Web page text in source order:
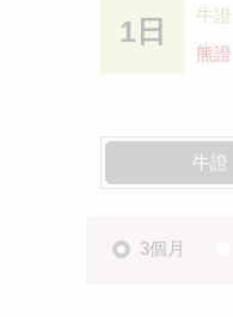
1日 牛證
熊證
牛證
3個月